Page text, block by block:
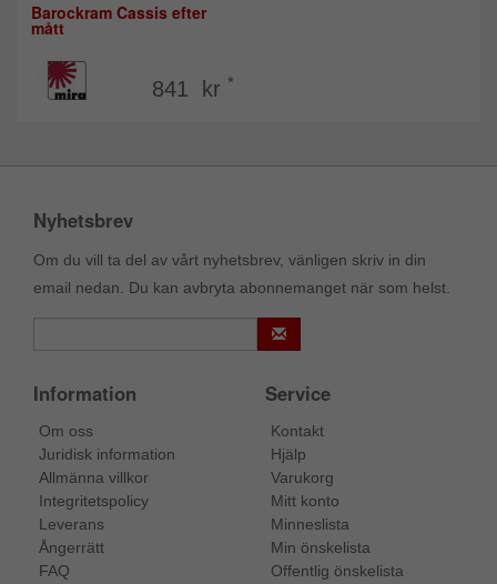
Barockram Cassis efter
mått
841 kr *
Nyhetsbrev
Om du vill ta del av vårt nyhetsbrev, vänligen skriv in din
email nedan. Du kan avbryta abonnemanget när som helst.
Information
Om oss
Juridisk information
Allmänna villkor
Integritetspolicy
Leverans
Ångerrätt
FAQ
Service
Kontakt
Hjälp
Varukorg
Mitt konto
Minneslista
Min önskelista
Offentlig önskelista